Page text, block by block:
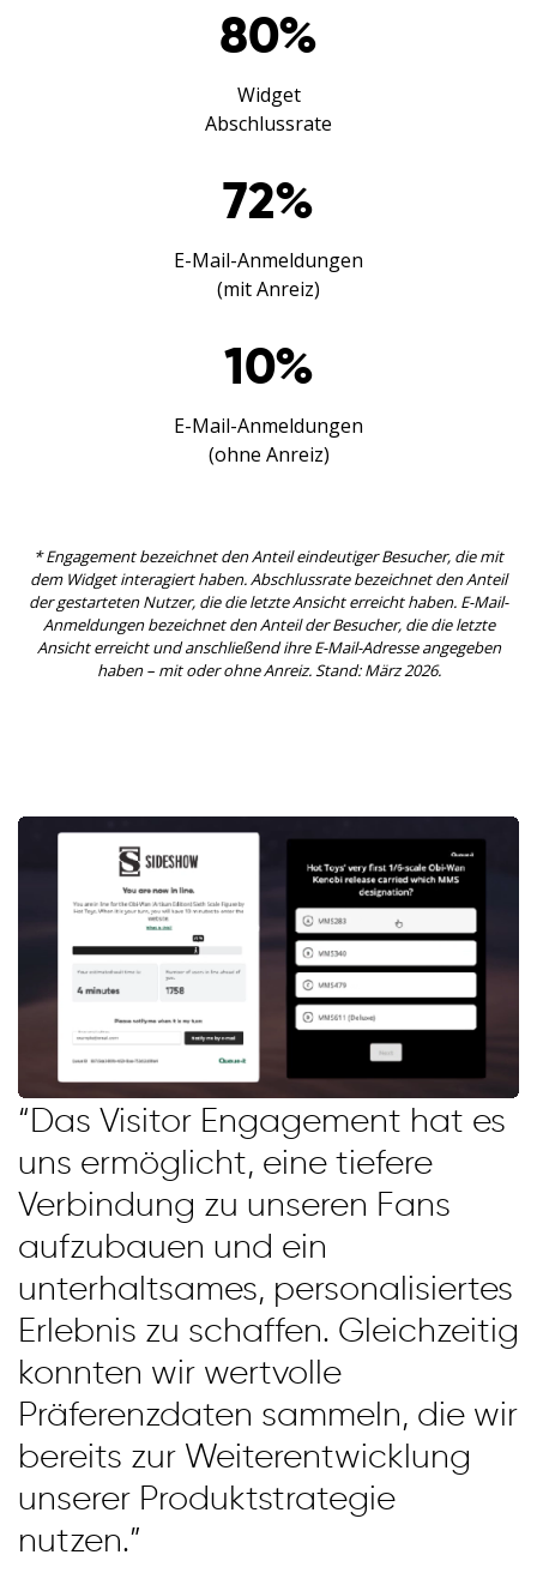
80%
Widget
Abschlussrate
72%
E-Mail-Anmeldungen
(mit Anreiz)
10%
E-Mail-Anmeldungen
(ohne Anreiz)
* Engagement bezeichnet den Anteil eindeutiger Besucher, die mit
dem Widget interagiert haben. Abschlussrate bezeichnet den Anteil
der gestarteten Nutzer, die die letzte Ansicht erreicht haben. E-Mail-
Anmeldungen bezeichnet den Anteil der Besucher, die die letzte
Ansicht erreicht und anschließend ihre E-Mail-Adresse angegeben
haben – mit oder ohne Anreiz. Stand: März 2026.
“Das Visitor Engagement hat es
uns ermöglicht, eine tiefere
Verbindung zu unseren Fans
aufzubauen und ein
unterhaltsames, personalisiertes
Erlebnis zu schaffen. Gleichzeitig
konnten wir wertvolle
Präferenzdaten sammeln, die wir
bereits zur Weiterentwicklung
unserer Produktstrategie
nutzen.”